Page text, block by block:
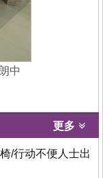
中
更多
/行动不便人士出